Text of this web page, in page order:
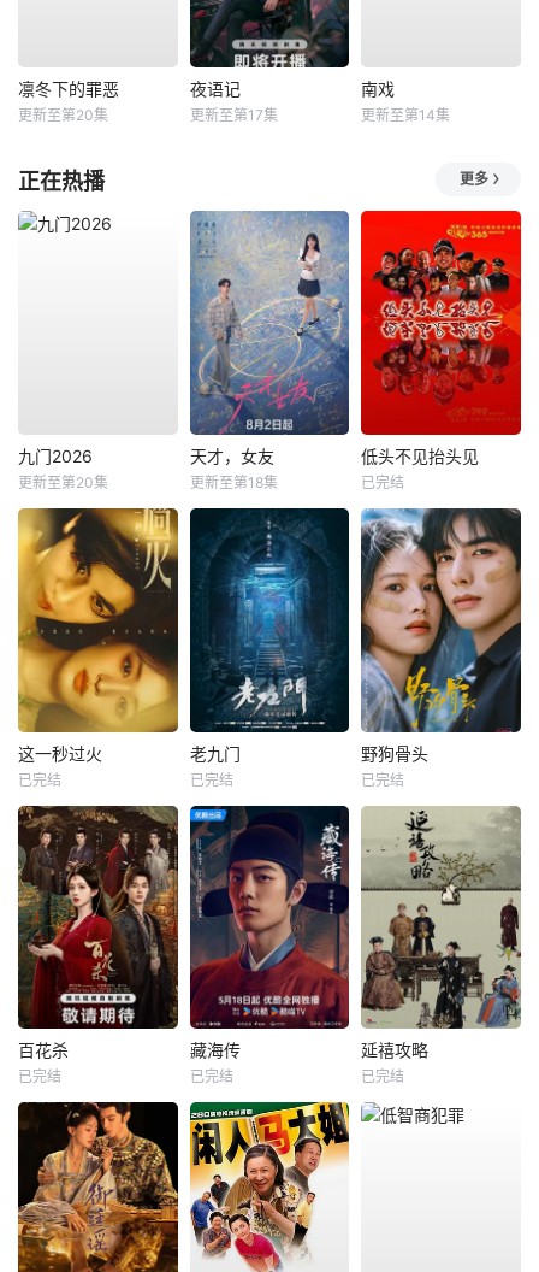
凛冬下的罪恶
更新至第20集
夜语记
更新至第17集
南戏
更新至第14集
正在热播 更多
九门2026
更新至第20集
天才，女友
更新至第18集
低头不见抬头见
已完结
这一秒过火
已完结
老九门
已完结
野狗骨头
已完结
百花杀
已完结
藏海传
已完结
延禧攻略
已完结